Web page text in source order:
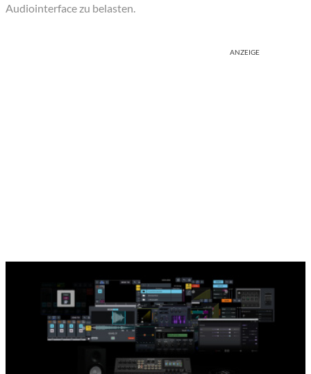
Audiointerface zu belasten.
ANZEIGE